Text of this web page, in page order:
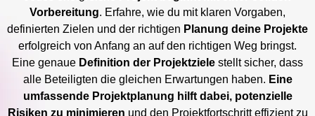
Vorbereitung. Erfahre, wie du mit klaren Vorgaben,
definierten Zielen und der richtigen Planung deine Projekte
erfolgreich von Anfang an auf den richtigen Weg bringst.
Eine genaue Definition der Projektziele stellt sicher, dass
alle Beteiligten die gleichen Erwartungen haben. Eine
umfassende Projektplanung hilft dabei, potenzielle
Risiken zu minimieren und den Projektfortschritt effizient zu